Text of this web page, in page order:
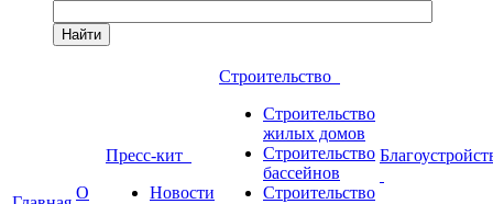
Найти
О
Пресс-кит
Новости
Строительство
Строительство
жилых домов
Строительство
бассейнов
Строительство